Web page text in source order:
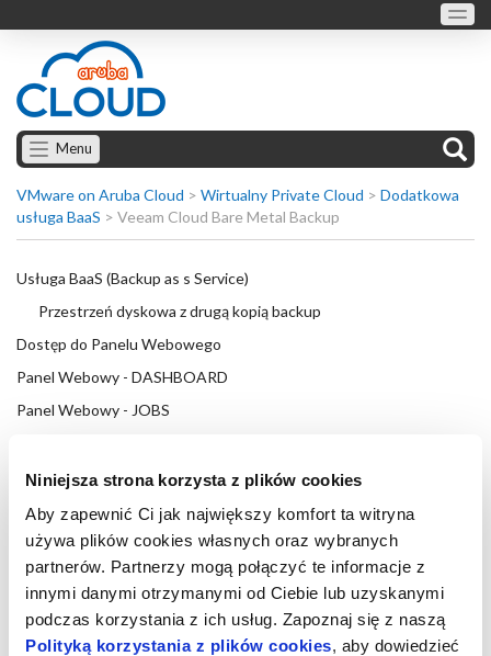
Niniejsza strona korzysta z plików cookies
Aby zapewnić Ci jak największy komfort ta witryna
używa plików cookies własnych oraz wybranych
partnerów. Partnerzy mogą połączyć te informacje z
innymi danymi otrzymanymi od Ciebie lub uzyskanymi
podczas korzystania z ich usług. Zapoznaj się z naszą
Polityką korzystania z plików cookies, aby dowiedzieć
Menu
VMware on Aruba Cloud > Wirtualny Private Cloud > Dodatkowa
usługa BaaS > Veeam Cloud Bare Metal Backup
Usługa BaaS (Backup as s Service)
Przestrzeń dyskowa z drugą kopią backup
Dostęp do Panelu Webowego
Panel Webowy - DASHBOARD
Panel Webowy - JOBS
Job: wybór nazwy oraz ilość kopii
Job: wybór chronionych zasobów
Job: wybór dodatkowych procesów
Job: wybór opcji harmonogramu
Job: ustawianie powiadomień
Uruchamianie Jobs